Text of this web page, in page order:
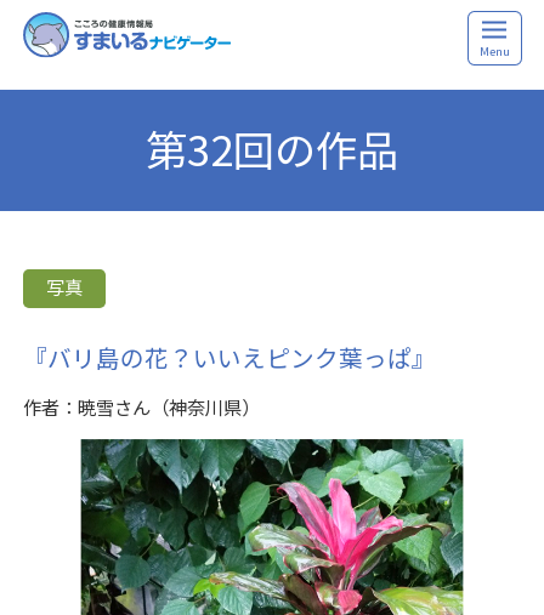
Menu
第32回の作品
写真
『バリ島の花？いいえピンク葉っぱ』
作者：暁雪さん（神奈川県）